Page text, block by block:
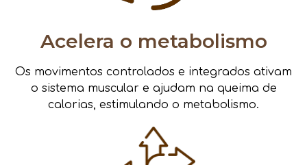
Acelera o metabolismo
Os movimentos controlados e integrados ativam
o sistema muscular e ajudam na queima de
calorias, estimulando o metabolismo.